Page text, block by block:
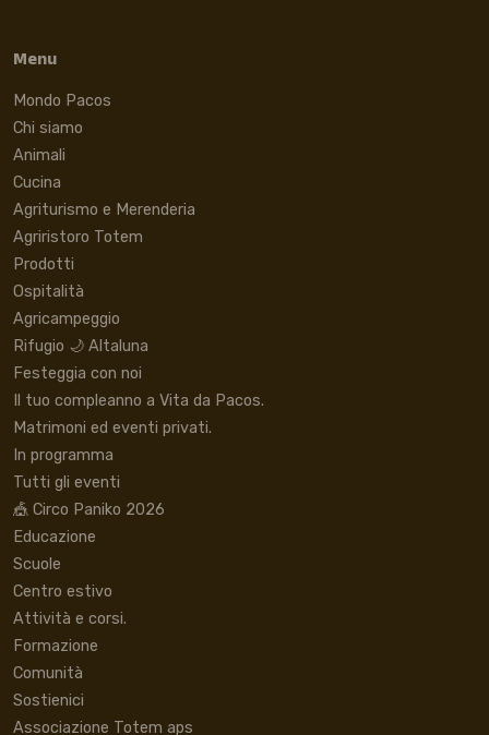
Menu
Mondo Pacos
Chi siamo
Animali
Cucina
Agriturismo e Merenderia
Agriristoro Totem
Prodotti
Ospitalità
Agricampeggio
Rifugio 🌙 Altaluna
Festeggia con noi
Il tuo compleanno a Vita da Pacos.
Matrimoni ed eventi privati.
In programma
Tutti gli eventi
🎪 Circo Paniko 2026
Educazione
Scuole
Centro estivo
Attività e corsi.
Formazione
Comunità
Sostienici
Associazione Totem aps